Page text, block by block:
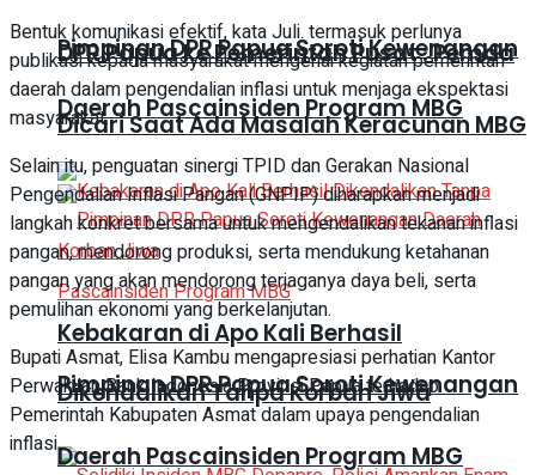
Pimpinan DPR Papua Soroti Kewenangan
Daerah Pascainsiden Program MBG
Kebakaran di Apo Kali Berhasil
Dikendalikan Tanpa Korban Jiwa
DPR Papua ke Pemerintah Pusat : Pemda
Dicari Saat Ada Masalah Keracunan MBG
Pimpinan DPR Papua Soroti Kewenangan
Daerah Pascainsiden Program MBG
Bentuk komunikasi efektif, kata Juli. termasuk perlunya
publikasi kepada masyarakat mengenai kegiatan pemerintah
daerah dalam pengendalian inflasi untuk menjaga ekspektasi
masyarakat.
Selain itu, penguatan sinergi TPID dan Gerakan Nasional
Pengendalian Inflasi Pangan (GNPIP) diharapkan menjadi
langkah konkret bersama untuk mengendalikan tekanan inflasi
pangan, mendorong produksi, serta mendukung ketahanan
pangan yang akan mendorong terjaganya daya beli, serta
pemulihan ekonomi yang berkelanjutan.
Bupati Asmat, Elisa Kambu mengapresiasi perhatian Kantor
Perwakilan Bank Indonesia Provinsi Papua terhadap
Pemerintah Kabupaten Asmat dalam upaya pengendalian
inflasi.